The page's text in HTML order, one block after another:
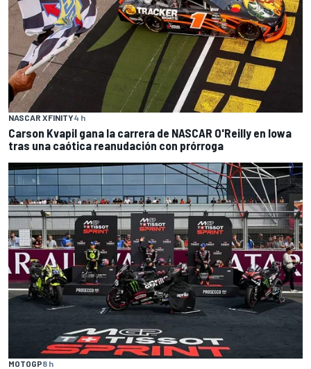
NASCAR XFINITY4 h
Carson Kvapil gana la carrera de NASCAR O'Reilly en Iowa
tras una caótica reanudación con prórroga
MOTOGP8 h